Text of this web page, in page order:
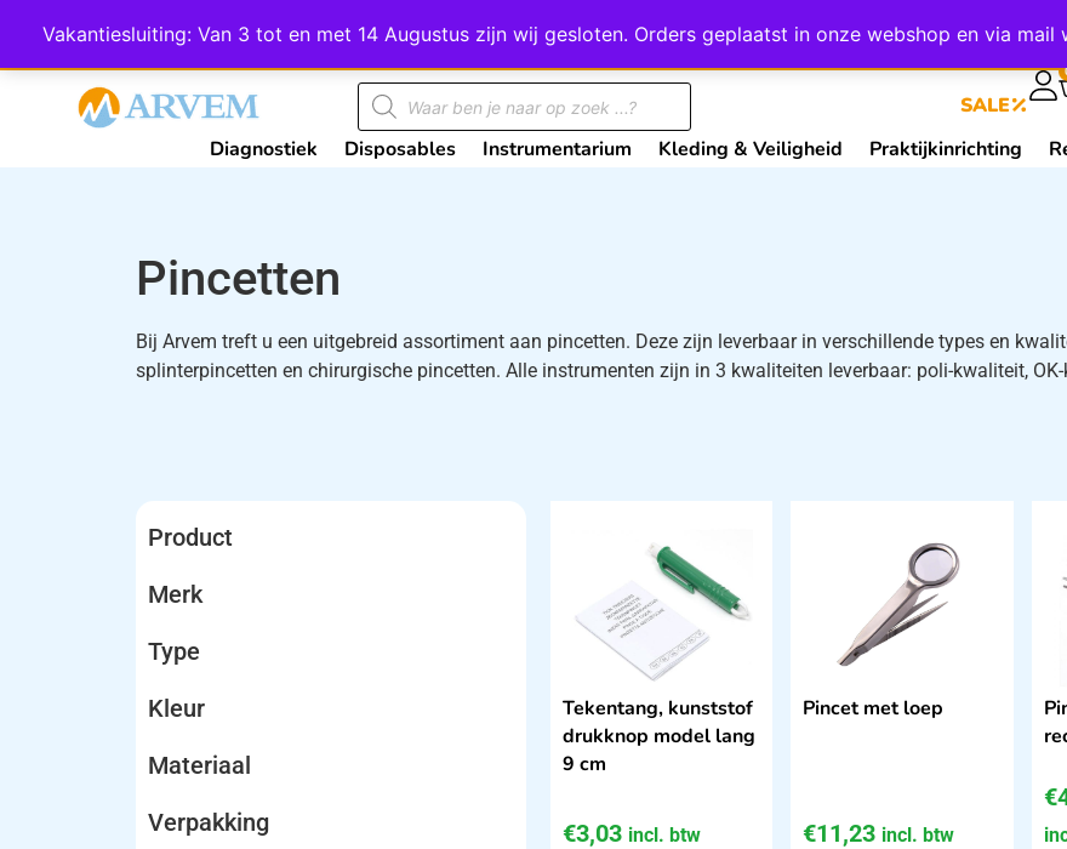
Vakantiesluiting: Van 3 tot en met 14 Augustus zijn wij gesloten. Orders geplaatst in onze webshop en via
Wij scoren een 4,8 op Google
SALE
Diagnostiek Disposables Instrumentarium Kleding & Veiligheid Praktijkinrichting
Pincetten
Bij Arvem treft u een uitgebreid assortiment aan pincetten. Deze zijn leverbaar in verschillende types en
splinterpincetten en chirurgische pincetten. Alle instrumenten zijn in 3 kwaliteiten leverbaar: poli-kwaliteit,
Product
Merk
Type
Kleur
Materiaal
Verpakking
Tekentang, kunststof
drukknop model lang
9 cm
€3,03 incl. btw
Pincet met loep
€11,23 incl. btw
€